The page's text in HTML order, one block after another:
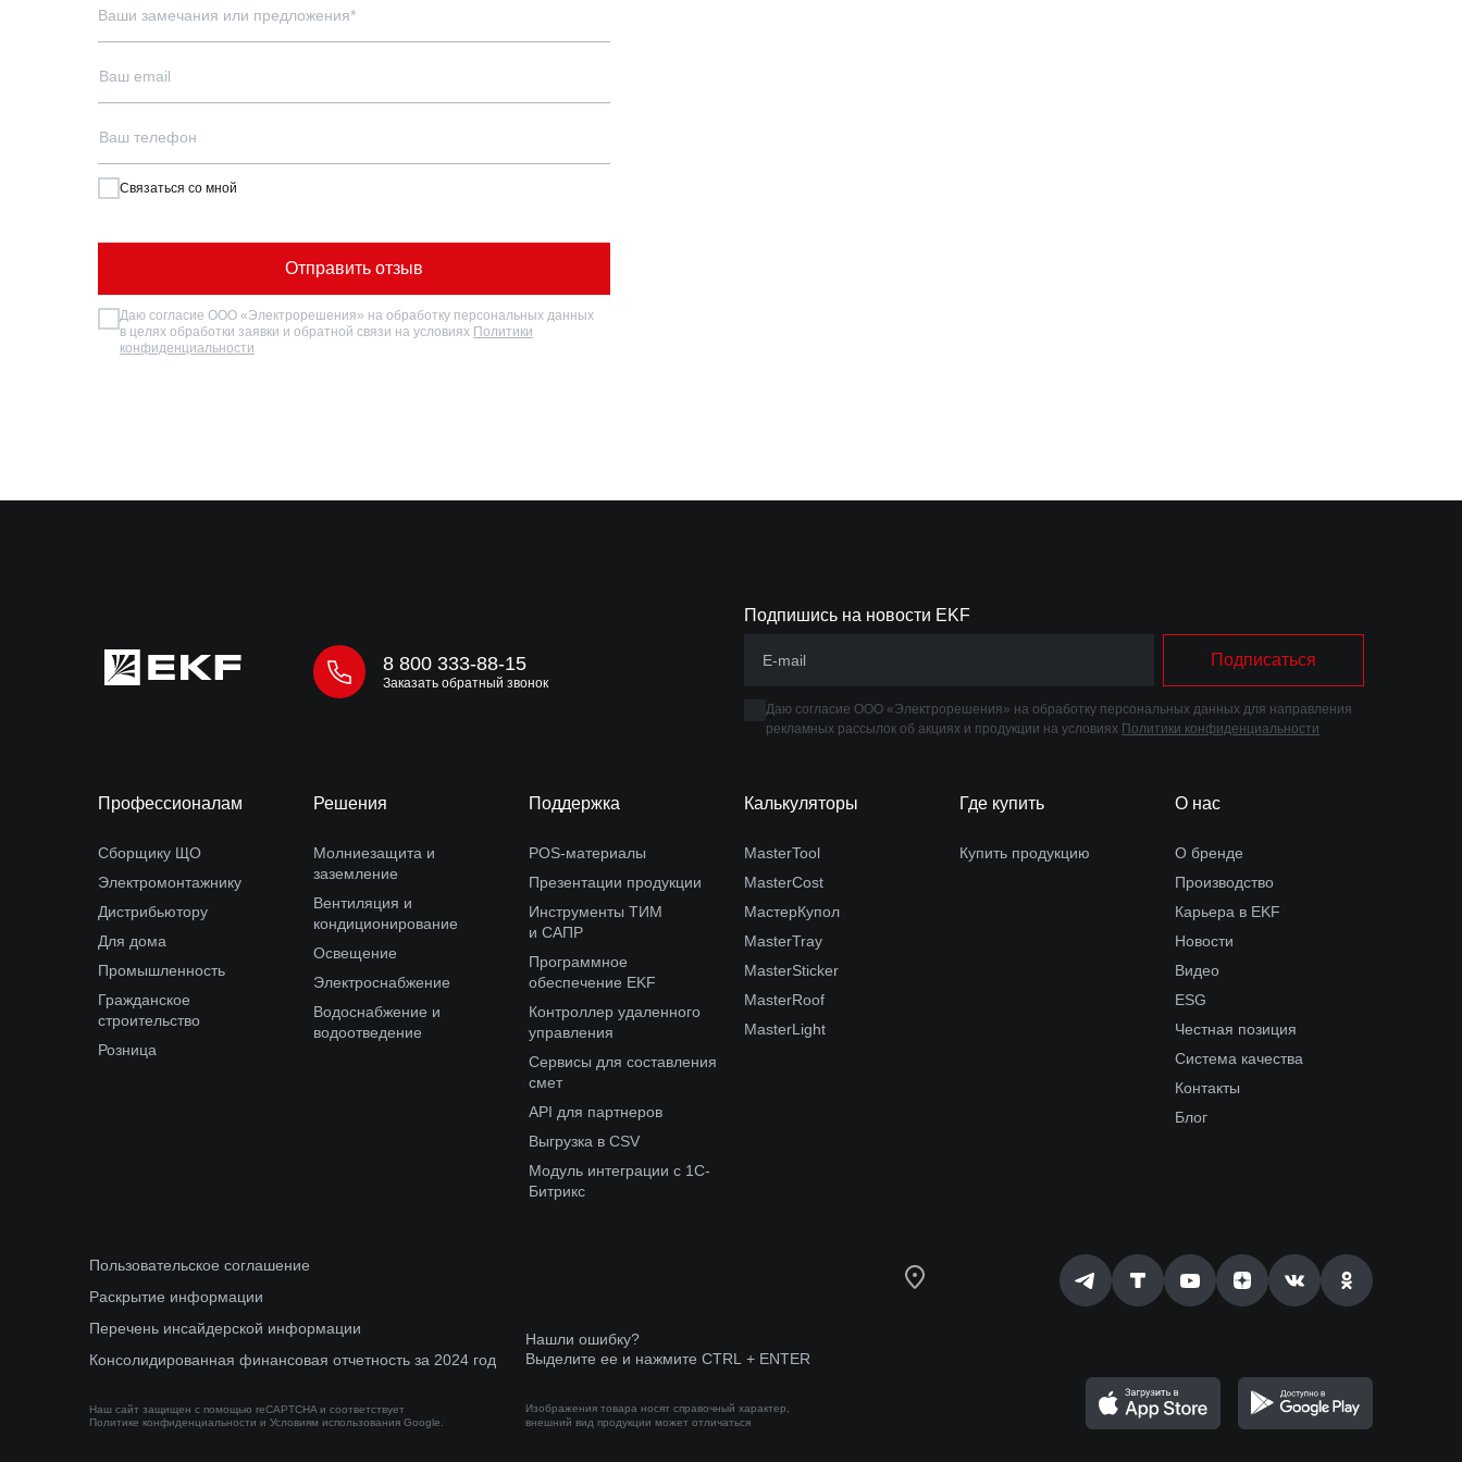
Ваши замечания или предложения*
Ваш email
Ваш телефон
Связаться со мной
Отправить отзыв
Даю согласие ООО «Электрорешения» на обработку персональных данных
в целях обработки заявки и обратной связи на условиях Политики
конфиденциальности
8 800 333-88-15
Заказать обратный звонок
Подпишись на новости EKF
Подписаться
Даю согласие ООО «Электрорешения» на обработку персональных данных для направления
рекламных рассылок об акциях и продукции на условиях Политики конфиденциальности
Профессионалам
Сборщику ЩО
Электромонтажнику
Дистрибьютору
Для дома
Промышленность
Гражданское
строительство
Розница
Решения
Молниезащита и
заземление
Вентиляция и
кондиционирование
Освещение
Электроснабжение
Водоснабжение и
водоотведение
Поддержка
POS-материалы
Презентации продукции
Инструменты ТИМ
и САПР
Программное
обеспечение EKF
Контроллер удаленного
управления
Сервисы для составления
смет
API для партнеров
Выгрузка в CSV
Модуль интеграции с 1С-
Битрикс
Калькуляторы
MasterTool
MasterCost
МастерКупол
MasterTray
MasterSticker
MasterRoof
MasterLight
Где купить
Купить продукцию
О нас
О бренде
Производство
Карьера в EKF
Новости
Видео
ESG
Честная позиция
Система качества
Контакты
Блог
Пользовательское соглашение
Раскрытие информации
Перечень инсайдерской информации
Консолидированная финансовая отчетность за 2024 год
Наш сайт защищен с помощью reCAPTCHA и соответствует
Политике конфиденциальности и Условиям использования Google.
Нашли ошибку?
Выделите ее и нажмите CTRL + ENTER
Изображения товара носят справочный характер,
внешний вид продукции может отличаться